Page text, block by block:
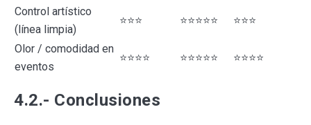
Control artístico
(línea limpia)
⭐⭐⭐ ⭐⭐⭐⭐⭐ ⭐⭐⭐
Olor / comodidad en
eventos
⭐⭐⭐⭐ ⭐⭐⭐⭐⭐ ⭐⭐⭐⭐
4.2.- Conclusiones